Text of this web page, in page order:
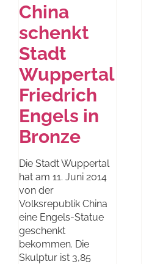
China
schenkt
Stadt
Wuppertal
Friedrich
Engels in
Bronze
Die Stadt Wuppertal
hat am 11. Juni 2014
von der
Volksrepublik China
eine Engels-Statue
geschenkt
bekommen. Die
Skulptur ist 3,85